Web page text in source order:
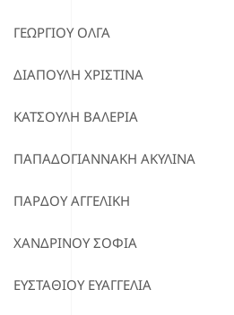
ΓΕΩΡΓΙΟΥ ΟΛΓΑ
ΔΙΑΠΟΥΛΗ ΧΡΙΣΤΙΝΑ
ΚΑΤΣΟΥΛΗ ΒΑΛΕΡΙΑ
ΠΑΠΑΔΟΓΙΑΝΝΑΚΗ ΑΚΥΛΙΝΑ
ΠΑΡΔΟΥ ΑΓΓΕΛΙΚΗ
ΧΑΝΔΡΙΝΟΥ ΣΟΦΙΑ
ΕΥΣΤΑΘΙΟΥ ΕΥΑΓΓΕΛΙΑ